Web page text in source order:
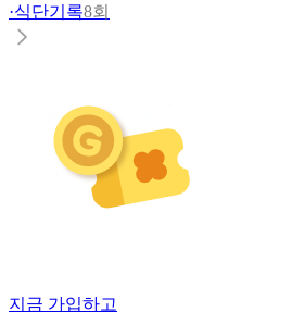
·식단기록8회
지금 가입하고